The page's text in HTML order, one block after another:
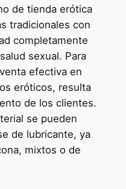
de tienda erótica
tradicionales con
completamente
sexual. Para
efectiva en
eróticos, resulta
de los clientes.
se pueden
de lubricante, ya
mixtos o de